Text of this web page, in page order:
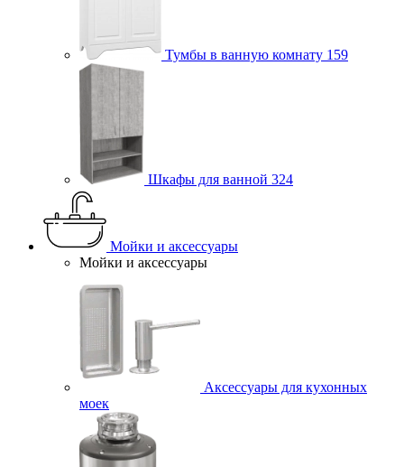
Тумбы в ванную комнату 159
Шкафы для ванной 324
Мойки и аксессуары
Мойки и аксессуары
Аксессуары для кухонных
моек